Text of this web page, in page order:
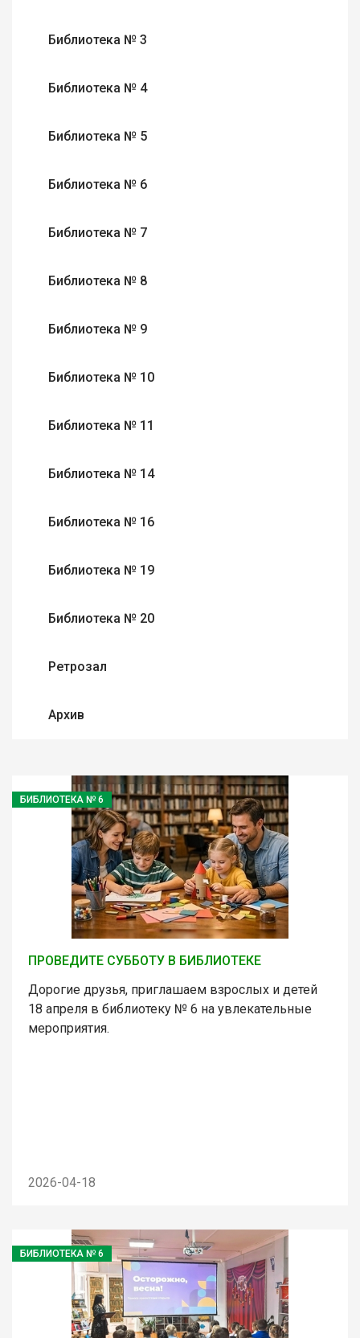
Библиотека № 3
Библиотека № 4
Библиотека № 5
Библиотека № 6
Библиотека № 7
Библиотека № 8
Библиотека № 9
Библиотека № 10
Библиотека № 11
Библиотека № 14
Библиотека № 16
Библиотека № 19
Библиотека № 20
Ретрозал
Архив
БИБЛИОТЕКА № 6
ПРОВЕДИТЕ СУББОТУ В БИБЛИОТЕКЕ
Дорогие друзья, приглашаем взрослых и детей
18 апреля в библиотеку № 6 на увлекательные
мероприятия.
2026-04-18
БИБЛИОТЕКА № 6